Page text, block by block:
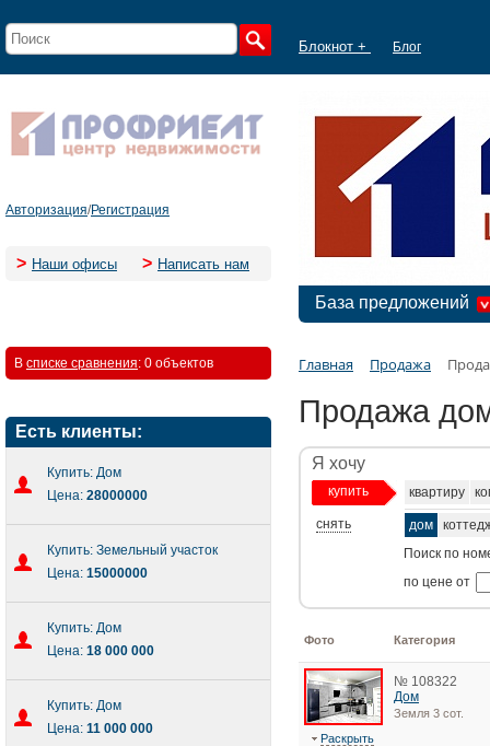
Блокнот + Блог
Авторизация/Регистрация
> Наши офисы > Написать нам
База предложений
В списке сравнения: 0 объектов
Есть клиенты:
Купить: Дом
Цена: 28000000
Купить: Земельный участок
Цена: 15000000
Купить: Дом
Цена: 18 000 000
Купить: Дом
Цена: 11 000 000
Главная Продажа
Продажа
Я хочу
купить
снять
квартиру
дом
Поиск по
по цене от
Фото Категория
№ 108322
Дом
Земля 3 сот.
Раскрыть